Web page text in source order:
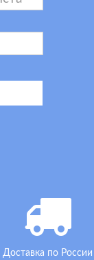
Доставка по России